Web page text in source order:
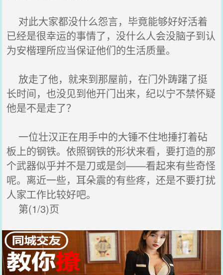
对此大家都没什么怨言，毕竟能够好好活着
已经是很幸运的事情了，没什么人会没脑子到认
为安楷理所应当保证他们的生活质量。
放走了他，就来到那屋前，在门外踌躇了挺
长时间，也没见到他开门出来，纪以宁不禁怀疑
他是不是走了？
一位壮汉正在用手中的大锤不住地捶打着砧
板上的钢铁。依照钢铁的形状来看，要打造的那
个武器似乎并不是刀或是剑——看起来有些奇怪
呢。离近一些，耳朵震的有些疼，还是不要打扰
人家工作比较好吧。
第(1/3)页